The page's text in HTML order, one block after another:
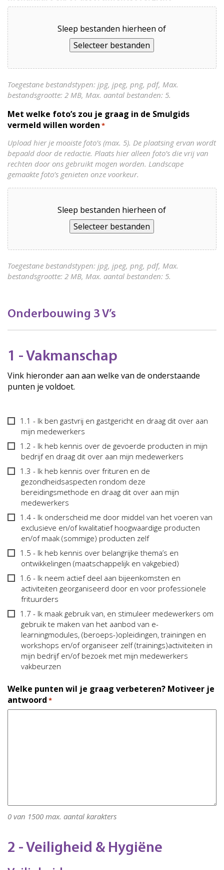
Sleep bestanden hierheen of
Selecteer bestanden
Toegestane bestandstypen: jpg, jpeg, png, pdf, Max.
bestandsgrootte: 2 MB, Max. aantal bestanden: 5.
Met welke foto’s zou je graag in de Smulgids
vermeld willen worden *
Upload hier je mooiste foto’s (max. 5). De plaatsing ervan wordt
bepaald door de redactie. Plaats hier alleen foto’s die vrij van
rechten door ons gebruikt mogen worden. Landscape
gemaakte foto’s genieten onze voorkeur.
Sleep bestanden hierheen of
Selecteer bestanden
Toegestane bestandstypen: jpg, jpeg, png, pdf, Max.
bestandsgrootte: 2 MB, Max. aantal bestanden: 5.
Onderbouwing 3 V’s
1 - Vakmanschap
Vink hieronder aan aan welke van de onderstaande
punten je voldoet.
Opsomming
1.
Vakmanschap
1.1 - Ik ben gastvrij en gastgericht en draag dit over aan
mijn medewerkers
1.2 - Ik heb kennis over de gevoerde producten in mijn
bedrijf en draag dit over aan mijn medewerkers
1.3 - Ik heb kennis over frituren en de
gezondheidsaspecten rondom deze
bereidingsmethode en draag dit over aan mijn
medewerkers
1.4 - Ik onderscheid me door middel van het voeren van
exclusieve en/of kwalitatief hoogwaardige producten
en/of maak (sommige) producten zelf
1.5 - Ik heb kennis over belangrijke thema’s en
ontwikkelingen (maatschappelijk en vakgebied)
1.6 - Ik neem actief deel aan bijeenkomsten en
activiteiten georganiseerd door en voor professionele
frituurders
1.7 - Ik maak gebruik van, en stimuleer medewerkers om
gebruik te maken van het aanbod van e-
learningmodules, (beroeps-)opleidingen, trainingen en
workshops en/of organiseer zelf (trainings)activiteiten in
mijn bedrijf en/of bezoek met mijn medewerkers
vakbeurzen
Welke punten wil je graag verbeteren? Motiveer je
antwoord *
0 van 1500 max. aantal karakters
2 - Veiligheid & Hygiëne